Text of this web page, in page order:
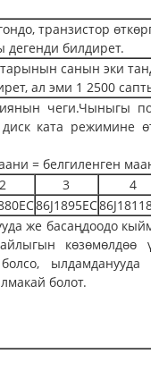
транзистор
дегенди билдирет.
санын эки
ал эми 1 2500
чеги.Чыныгы
ката режимине
= белгиленген
2 3
4
86J1895EC
же басаңдоодо
көзөмөлдөө
ылдамданууда
болот.